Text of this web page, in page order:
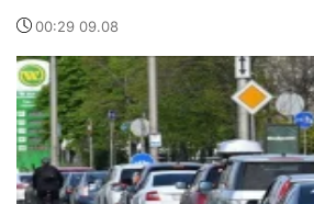
00:29 09.08